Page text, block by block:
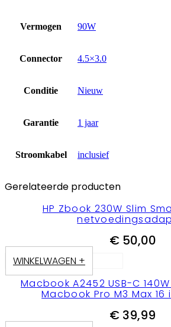
Vermogen 90W
Connector 4.5×3.0
Conditie Nieuw
Garantie 1 jaar
Stroomkabel inclusief
Gerelateerde producten
HP Zbook 230W Slim
€50,00
WINKELWAGEN +
Macbook A2452 USB-C
Macbook Pro M3 Max 16
€ 39,99